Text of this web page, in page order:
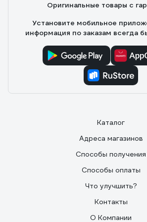
Оригинальные товары с
Установите мобильное
информация по заказам всегда
Каталог
Адреса магазинов
Способы получения
Способы оплаты
Что улучшить?
Контакты
О Компании